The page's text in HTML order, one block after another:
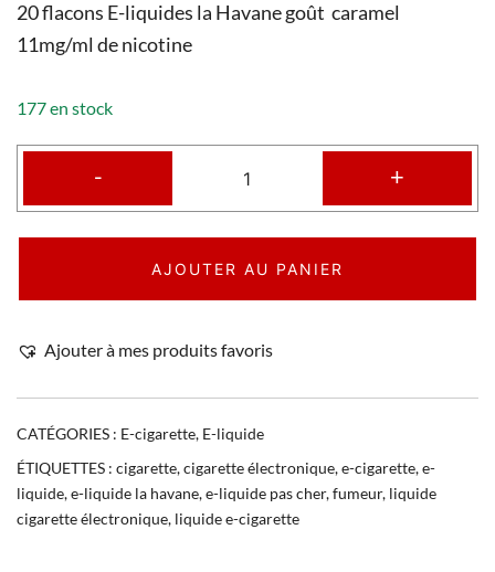
20 flacons E-liquides la Havane goût caramel
11mg/ml de nicotine
177 en stock
- +
AJOUTER AU PANIER
Ajouter à mes produits favoris
CATÉGORIES : E-cigarette, E-liquide
ÉTIQUETTES : cigarette,cigarette électronique,e-cigarette,e-
liquide,e-liquide la havane,e-liquide pas cher,fumeur, liquide
cigarette électronique, liquide e-cigarette